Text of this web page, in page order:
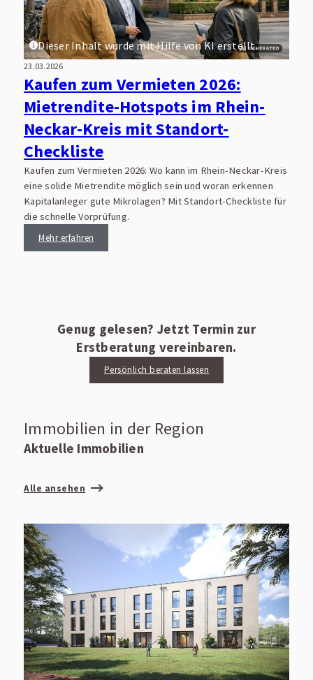
Dieser Inhalt wurde mit Hilfe von KI erstellt.
23.03.2026
Kaufen zum Vermieten 2026:
Mietrendite-Hotspots im Rhein-
Neckar-Kreis mit Standort-
Checkliste
Kaufen zum Vermieten 2026: Wo kann im Rhein-Neckar-Kreis
eine solide Mietrendite möglich sein und woran erkennen
Kapitalanleger gute Mikrolagen? Mit Standort-Checkliste für
die schnelle Vorprüfung.
Mehr erfahren
Genug gelesen? Jetzt Termin zur
Erstberatung vereinbaren.
Persönlich beraten lassen
Immobilien in der Region
Aktuelle Immobilien
Alle ansehen